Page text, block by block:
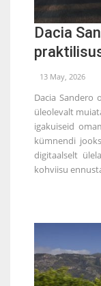
Dacia
13 May, 2026
Dacia
üleolevalt
igakuiseid
kümnendi
digitaalselt
kohviisu